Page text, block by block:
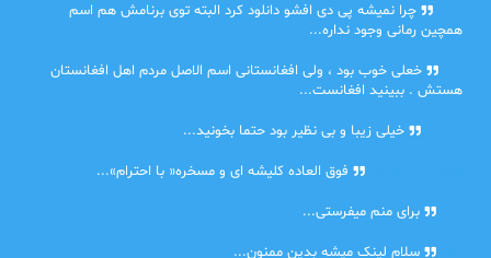
چرا نمیشه پی دی افشو دانلود کرد البته توی برنامش هم اسم
همچین رمانی وجود نداره...
خعلی خوب بود ، ولی افغانستانی اسم الاصل مردم اهل افغانستان
هستش . ببینید افغانست...
خیلی زیبا و بی نظیر بود حتما بخونید...
فوق العاده کلیشه ای و مسخره« با احترام»...
برای منم میفرستی...
سلام لینک میشه بدین ممنون...